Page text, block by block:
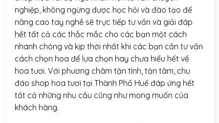
nghiệp, không ngừng được học hỏi và đào tạo để
nâng cao tay nghề sẽ trực tiếp tư vấn và giải đáp
hết tất cả các thắc mắc cho các bạn một cách
nhanh chóng và kịp thời nhất khi các bạn cần tư vấn
cách chọn hoa để lựa chọn hay chưa hiểu hết về
hoa tươi. Với phương châm tận tình, tận tâm, chu
đáo shop hoa tươi tại Thành Phố Huế đáp ứng hết
tất cả những nhu cầu cũng như mong muốn của
khách hàng.